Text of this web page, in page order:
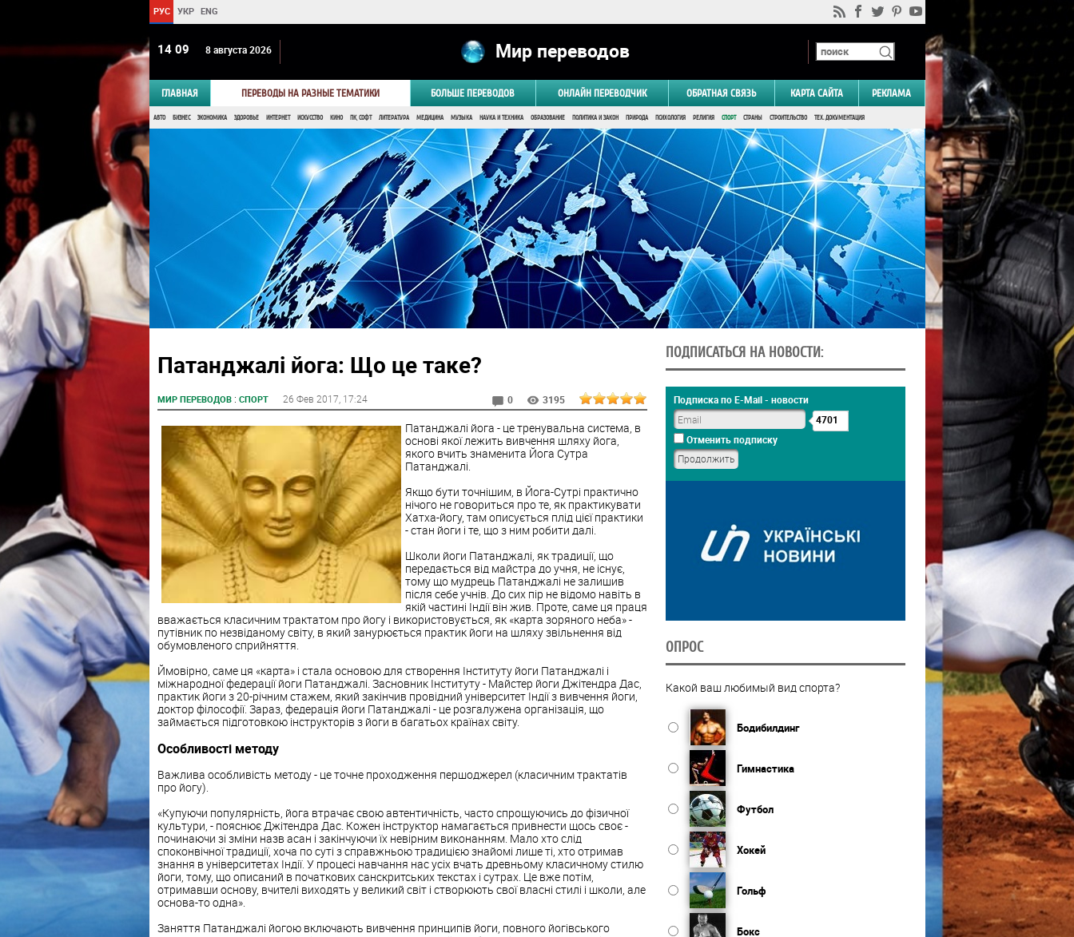
РУС УКР ENG
14:10 8 августа 2026 Мир переводов
ГЛАВНАЯ ПЕРЕВОДЫ НА РАЗНЫЕ ТЕМАТИКИ БОЛЬШЕ ПЕРЕВОДОВ ОНЛАЙН ПЕРЕВОДЧИК ОБРАТНАЯ СВЯЗЬ КАРТА САЙТА РЕКЛАМА
АВТО БИЗНЕС ЭКОНОМИКА ЗДОРОВЬЕ ИНТЕРНЕТ ИСКУССТВО КИНО ПК, СОФТ ЛИТЕРАТУРА МЕДИЦИНА МУЗЫКА НАУКА И ТЕХНИКА ОБРАЗОВАНИЕ ПОЛИТИКА И ЗАКОН ПРИРОДА ПСИХОЛОГИЯ РЕЛИГИЯ СПОРТ СТРАНЫ СТРОИТЕЛЬСТВО ТЕХ. ДОКУМЕНТАЦИЯ
Патанджалі йога: Що це таке?
МИР ПЕРЕВОДОВ: СПОРТ 26 Фев 2017 , 17:24 0 3195
Патанджалі йога - це тренувальна система, в
основі якої лежить вивчення шляху йога,
якого вчить знаменита Йога Сутра
Патанджалі.
Якщо бути точнішим, в Йога-Сутрі практично
нічого не говориться про те, як практикувати
Хатха-йогу, там описується плід цієї практики
- стан йоги і те, що з ним робити далі.
Школи йоги Патанджалі, як традиції, що
передається від майстра до учня, не існує,
тому що мудрець Патанджалі не залишив
після себе учнів. До сих пір не відомо навіть в
якій частині Індії він жив. Проте, саме ця праця
вважається класичним трактатом про йогу і використовується, як «карта зоряного неба» -
путівник по незвіданому світу, в який занурюється практик йоги на шляху звільнення від
обумовленого сприйняття.
Ймовірно, саме ця «карта» і стала основою для створення Інституту йоги Патанджалі і
міжнародної федерації йоги Патанджалі. Засновник Інституту - Майстер йоги Джітендра Дас,
практик йоги з 20-річним стажем, який закінчив провідний університет Індії з вивчення йоги,
доктор філософії. Зараз, федерація йоги Патанджалі - це розгалужена організація, що
займається підготовкою інструкторів з йоги в багатьох країнах світу.
Особливості методу
Важлива особливість методу - це точне проходження першоджерел (класичним трактатів
про йогу).
«Купуючи популярність, йога втрачає свою автентичність, часто спрощуючись до фізичної
культури, - пояснює Джітендра Дас. Кожен інструктор намагається привнести щось своє -
починаючи зі зміни назв асан і закінчуючи їх невірним виконанням. Мало хто слід
споконвічної традиції, хоча по суті з справжньою традицією знайомі лише ті, хто отримав
знання в університетах Індії. У процесі навчання нас усіх вчать древньому класичному стилю
йоги, тому, що описаний в початкових санскритських текстах і сутрах. Це вже потім,
отримавши основу, вчителі виходять у великий світ і створюють свої власні стилі і школи, але
основа-то одна».
Заняття Патанджалі йогою включають вивчення принципів йоги, повного йогівського
ПОДПИСАТЬСЯ НА НОВОСТИ:
Подписка по E-Mail - новости
4701
Отменить подписку
ОПРОС
Какой ваш любимый вид спорта?
Бодибилдинг
Гимнастика
Футбол
Хокей
Гольф
Бокс